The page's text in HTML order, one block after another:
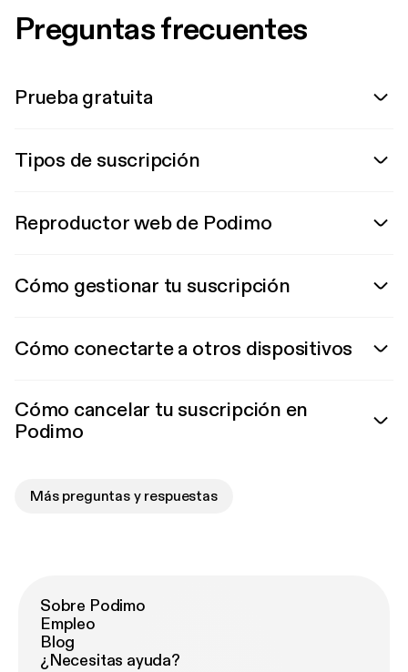
Preguntas frecuentes
Prueba gratuita
Tipos de suscripción
Reproductor web de Podimo
Cómo gestionar tu suscripción
Cómo conectarte a otros dispositivos
Cómo cancelar tu suscripción en
Podimo
Más preguntas y respuestas
Sobre Podimo
Empleo
Blog
¿Necesitas ayuda?